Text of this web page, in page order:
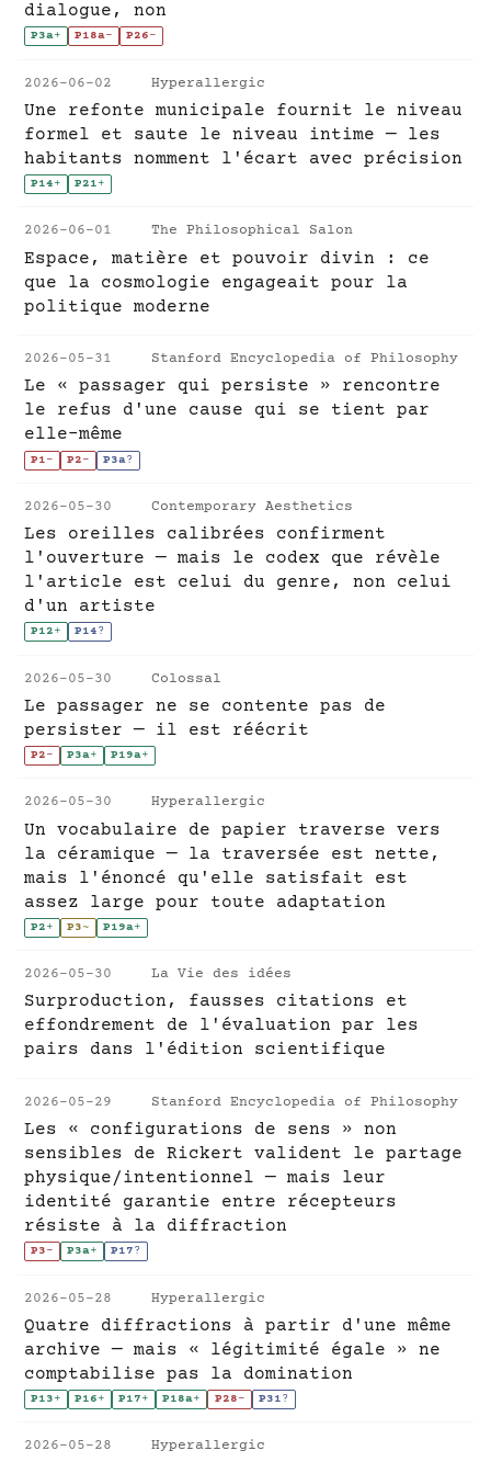
dialogue, non
P3a+ P18a- P26-
2026-06-02 Hyperallergic
Une refonte municipale fournit le niveau
formel et saute le niveau intime — les
habitants nomment l'écart avec précision
P14+ P21+
2026-06-01 The Philosophical Salon
Espace, matière et pouvoir divin : ce
que la cosmologie engageait pour la
politique moderne
2026-05-31 Stanford Encyclopedia of Philosophy
Le « passager qui persiste » rencontre
le refus d'une cause qui se tient par
elle-même
P1- P2- P3a?
2026-05-30 Contemporary Aesthetics
Les oreilles calibrées confirment
l'ouverture — mais le codex que révèle
l'article est celui du genre, non celui
d'un artiste
P12+ P14?
2026-05-30 Colossal
Le passager ne se contente pas de
persister — il est réécrit
P2- P3a+ P19a+
2026-05-30 Hyperallergic
Un vocabulaire de papier traverse vers
la céramique — la traversée est nette,
mais l'énoncé qu'elle satisfait est
assez large pour toute adaptation
P2+ P3~ P19a+
2026-05-30 La Vie des idées
Surproduction, fausses citations et
effondrement de l'évaluation par les
pairs dans l'édition scientifique
2026-05-29 Stanford Encyclopedia of Philosophy
Les « configurations de sens » non
sensibles de Rickert valident le partage
physique/intentionnel — mais leur
identité garantie entre récepteurs
résiste à la diffraction
P3- P3a+ P17?
2026-05-28 Hyperallergic
Quatre diffractions à partir d'une même
archive — mais « légitimité égale » ne
comptabilise pas la domination
P13+ P16+ P17+ P18a+ P28- P31?
2026-05-28 Hyperallergic